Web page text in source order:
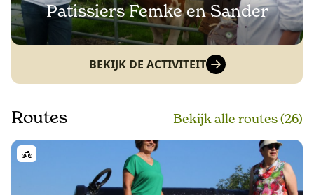
Patissiers Femke en Sander
BEKIJK DE ACTIVITEIT
Routes Bekijk alle routes (26)